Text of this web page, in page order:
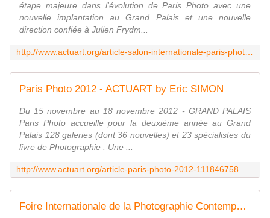
étape majeure dans l'évolution de Paris Photo avec une
nouvelle implantation au Grand Palais et une nouvelle
direction confiée à Julien Frydm...
Paris Photo 2012 - ACTUART by Eric SIMON
Du 15 novembre au 18 novembre 2012 - GRAND PALAIS
Paris Photo accueille pour la deuxième année au Grand
Palais 128 galeries (dont 36 nouvelles) et 23 spécialistes du
livre de Photographie . Une ...
Foire Internationale de la Photographie Contemporaine: PARIS PHOTO 2013 - ACTUART by Eric SIMON